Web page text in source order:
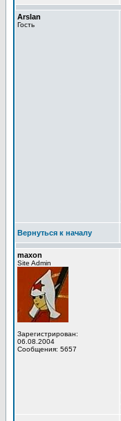
Arslan
Гость
Вернуться к началу
maxon
Site Admin
Зарегистрирован:
06.08.2004
Сообщения: 5657